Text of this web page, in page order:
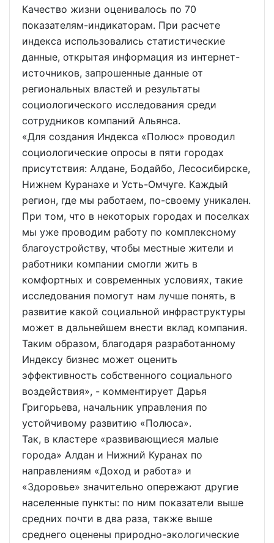
Качество жизни оценивалось по 70
показателям-индикаторам. При расчете
индекса использовались статистические
данные, открытая информация из интернет-
источников, запрошенные данные от
региональных властей и результаты
социологического исследования среди
сотрудников компаний Альянса.
«Для создания Индекса «Полюс» проводил
социологические опросы в пяти городах
присутствия: Алдане, Бодайбо, Лесосибирске,
Нижнем Куранахе и Усть-Омчуге. Каждый
регион, где мы работаем, по-своему уникален.
При том, что в некоторых городах и поселках
мы уже проводим работу по комплексному
благоустройству, чтобы местные жители и
работники компании смогли жить в
комфортных и современных условиях, такие
исследования помогут нам лучше понять, в
развитие какой социальной инфраструктуры
может в дальнейшем внести вклад компания.
Таким образом, благодаря разработанному
Индексу бизнес может оценить
эффективность собственного социального
воздействия», - комментирует Дарья
Григорьева, начальник управления по
устойчивому развитию «Полюса».
Так, в кластере «развивающиеся малые
города» Алдан и Нижний Куранах по
направлениям «Доход и работа» и
«Здоровье» значительно опережают другие
населенные пункты: по ним показатели выше
средних почти в два раза, также выше
среднего оценены природно-экологические